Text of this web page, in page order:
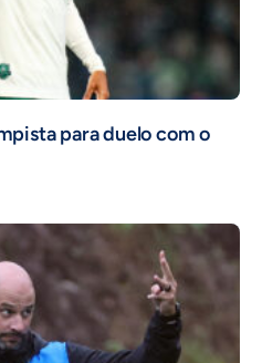
para duelo com o